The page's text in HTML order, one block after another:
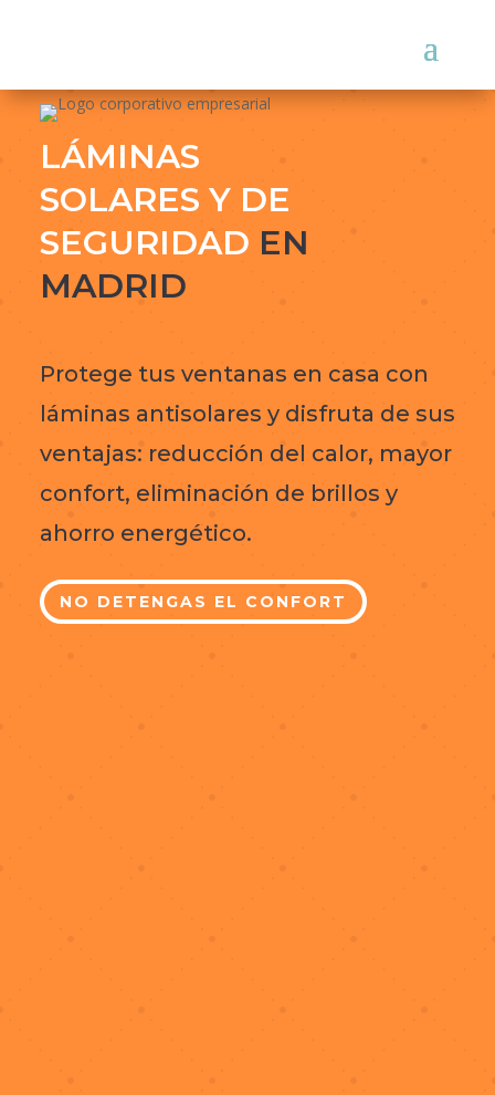
LÁMINAS
SOLARES Y DE
SEGURIDAD EN
MADRID
Protege tus ventanas en casa con
láminas antisolares y disfruta de sus
ventajas: reducción del calor, mayor
confort, eliminación de brillos y
ahorro energético.
NO DETENGAS EL CONFORT